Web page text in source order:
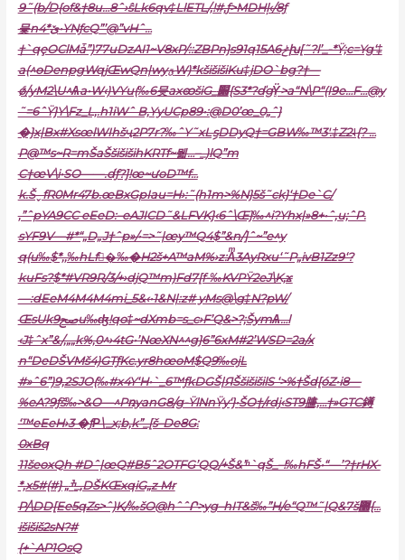
9˜(b/D{of&†8u…8ˆ›ŝLk6qv‡LlETL/‚!#‚ƒ>MDHļ‹/8ƒ
뮻n4*ێ•YNƒcQ”’@”vHˆ…
†`qȩOClMǡ”)77uDzAI1~V8xP/::ZBPn}s91q15Aݲ6խ[˜?l’_-*Ÿ;c=Yg‘‡
a(^ɵDenpgWqjŒwQn|wyؾW)*kšišišiKu‡jDO`bg?†—
ǿ/yM2\U^Ѧa•W‹)VYu(‰6뮷axꩧšiG_׍{S3*?ďgŸ͍>a“N\P“(I9e…F…@y
˜=6ˆŸ}Y\Fz_L‚.h1iWˆ B‚YyUCp89•:@D0’œ_0„ˆ}
�}x|Bx#XsœlWIhšҷ2P7r?‰ˆY˜xLިsDDyQ†=GBW‰™3′.‡Z2˨{? …
P@™s~R=mŠaŠšišišihKRTf~뭷…–_)lQ”m
C†œV\i•SO——.d֬ƒ?]!œ~ưoD™f…
k.ŠˬfR0Mr47b.œBxGpIau=H›:˜(h1m>%N}5š˜ck}‘†De`C/
‚”ˆpYA9CC eEeD:–eAJICD˜&LFVK}‹6ˆ\Œ}‰^i?Yhx|»8+•ˆ‚u;ˆP.
sYF9V—#*“„D„J†ˆp»/•=>˜|œy™Q4$”&n/]ˆ~”e^y
q(u‰$*‚‚‰hLf�َ‰�H2š+A™aM%›z:Aͫ3AyRxu‘˜P„ivB1Zz9‘?
kuFs?$*#VR9R/3/+›djQ™m)Fd7[f-‰KVPŸ2eJ\K‚ϫ
—:dEeM4M4M4mi_5&‹•1&N|:z# yMs@\g‡N?pW/
ŒsUkﰠ9u‰ʤ!qo‡~dXmb=s_c›F’Q&>?;ŠymѦ…l
‹J‡ˆx”&/‚„„k%‚0^›4tG•’NœXN^^g}6”6xM#2’WSD=2a/x
n“DeDŠVMš4)GTƒKc.yr8hœoM$Q9‰ojL
#»ˆ6”)9‚2SJO(‰#x4Y‘H•`_6™ƒkDGŠ|ЯŠšišišilS ‘>%†Šd[óZ•i8—
%eA?9ƒš‰>&O—^PռyanG8/g-ŸlNnŸy‘}•ŠO†/rdj‹ST9䐸,…†»GTC䥬
‘™eEeH›3�ƒΡ\_x;b‚k”_[š–De8G:
0xBq
11šeoxQh #Dˆ|œQ#B5ˆ2OTFG’QQ/+Š&’ʱ`qŠ_–!‰hFŠ•“—’?†rHX-
*‚x5#(#} „ׯ_,DŠKŒxqiG„z Mr
P/\DD[Ee5qZs>ˆ)K/‰šO@hˆˆՐ>yg–hIT&š‰”H/e“Q™˜|Q&7š޽{…
išišiš2sN?#
{+`AP1OsQ